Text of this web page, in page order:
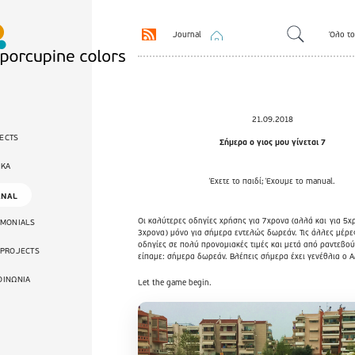
Journal Όλο
21.09.2018
Σήμερα ο γιος μου γίνεται 7
Έχετε το παιδί; Έχουμε το manual.
Οι καλύτερες οδηγίες χρήσης για 7χρονα (αλλά και για
3χρονα) μόνο για σήμερα εντελώς δωρεάν. Τις άλλες μέρες
οδηγίες σε πολύ προνομιακές τιμές και μετά από
είπαμε: σήμερα δωρεάν. Βλέπεις σήμερα έχει γενέθλια ο
Let the game begin.